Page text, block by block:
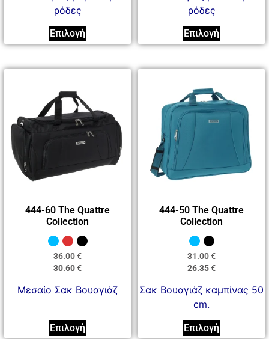
ρόδες
Επιλογή
ρόδες
Επιλογή
444-60 The Quattre
Collection
36.00€
30.60€
Mεσαίο Σακ Βουαγιάζ
Επιλογή
444-50 The Quattre
Collection
31.00€
26.35€
Σακ Βουαγιάζ καμπίνας 50
cm.
Επιλογή